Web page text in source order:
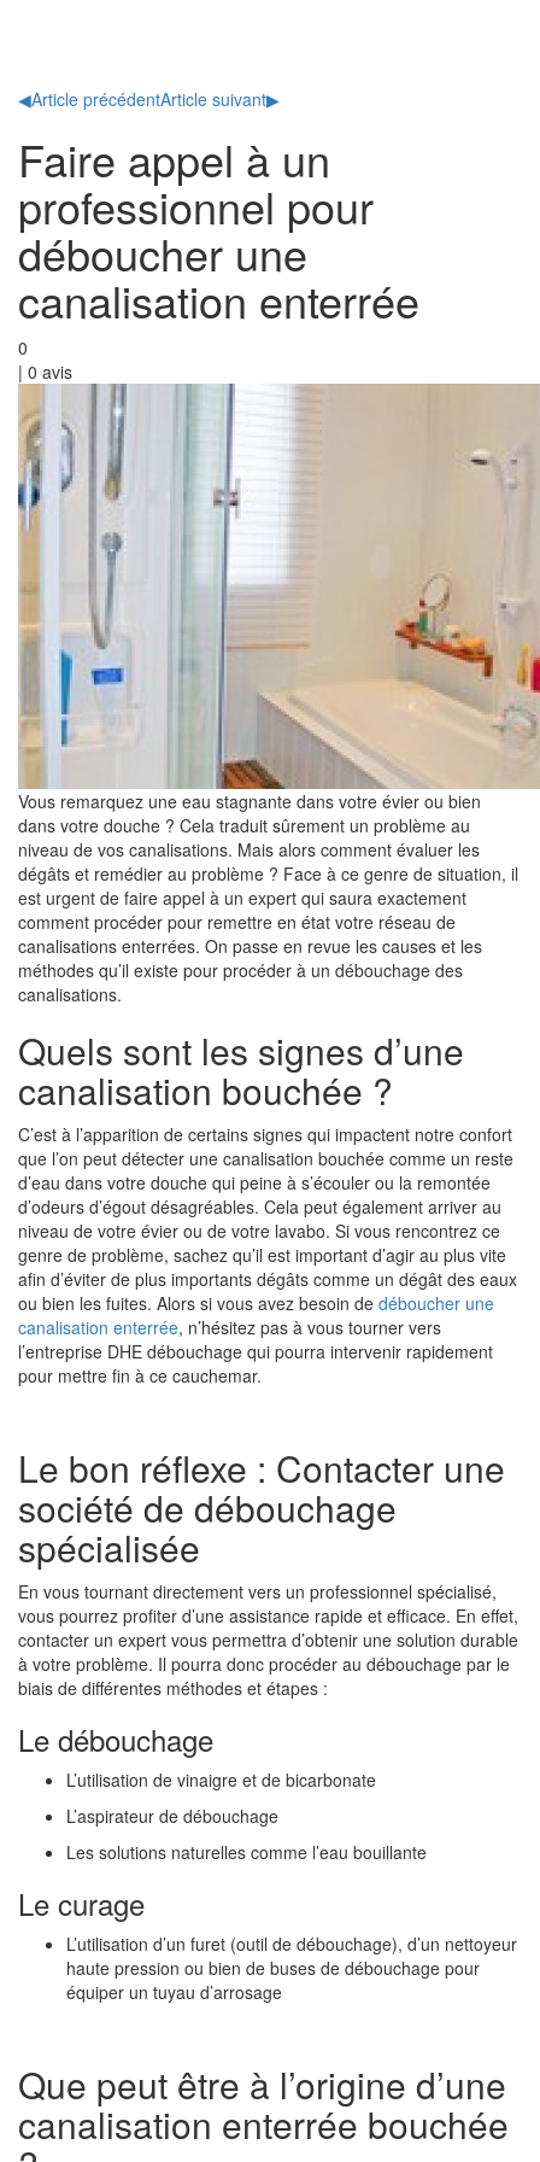
◀Article précédentArticle suivant▶
Faire appel à un
professionnel pour
déboucher une
canalisation enterrée
0
| 0 avis
Vous remarquez une eau stagnante dans votre évier ou bien
dans votre douche ? Cela traduit sûrement un problème au
niveau de vos canalisations. Mais alors comment évaluer les
dégâts et remédier au problème ? Face à ce genre de situation, il
est urgent de faire appel à un expert qui saura exactement
comment procéder pour remettre en état votre réseau de
canalisations enterrées. On passe en revue les causes et les
méthodes qu’il existe pour procéder à un débouchage des
canalisations.
Quels sont les signes d’une
canalisation bouchée ?
C’est à l’apparition de certains signes qui impactent notre confort
que l’on peut détecter une canalisation bouchée comme un reste
d’eau dans votre douche qui peine à s’écouler ou la remontée
d’odeurs d’égout désagréables. Cela peut également arriver au
niveau de votre évier ou de votre lavabo. Si vous rencontrez ce
genre de problème, sachez qu’il est important d’agir au plus vite
afin d’éviter de plus importants dégâts comme un dégât des eaux
ou bien les fuites. Alors si vous avez besoin de déboucher une
canalisation enterrée, n’hésitez pas à vous tourner vers
l’entreprise DHE débouchage qui pourra intervenir rapidement
pour mettre fin à ce cauchemar.
Le bon réflexe : Contacter une
société de débouchage
spécialisée
En vous tournant directement vers un professionnel spécialisé,
vous pourrez profiter d’une assistance rapide et efficace. En effet,
contacter un expert vous permettra d’obtenir une solution durable
à votre problème. Il pourra donc procéder au débouchage par le
biais de différentes méthodes et étapes :
Le débouchage
L’utilisation de vinaigre et de bicarbonate
L’aspirateur de débouchage
Les solutions naturelles comme l’eau bouillante
Le curage
L’utilisation d’un furet (outil de débouchage), d’un nettoyeur
haute pression ou bien de buses de débouchage pour
équiper un tuyau d’arrosage
Que peut être à l’origine d’une
canalisation enterrée bouchée